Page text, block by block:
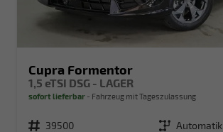
Cupra Formentor
1,5 eTSI DSG - LAGER
sofort lieferbar Fahrzeug mit Tageszulassung
Fahrzeugnr. 39500 Getriebe Automatik